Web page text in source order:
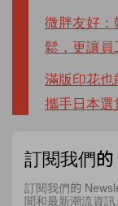
微胖友好
鬆，更讓
滿版印花也
攜手日本選
訂閱我們
訂閱我們的
聞和最新潮流資訊。